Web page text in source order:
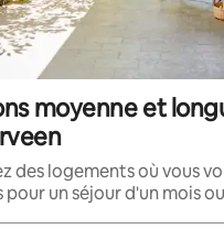
moyenne et
des logements où vous
pour un séjour d'un mois